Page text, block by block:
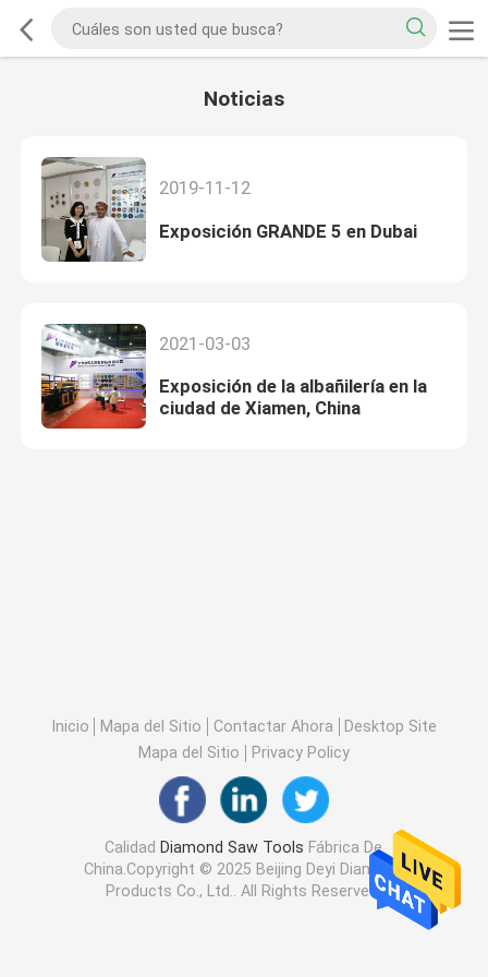
Noticias
2019-11-12
Exposición GRANDE 5 en Dubai
2021-03-03
Exposición de la albañilería en la
ciudad de Xiamen, China
Inicio Mapa del Sitio Contactar Ahora
Desktop Site
Mapa del Sitio
Privacy Policy
Calidad Diamond Saw Tools Fábrica De
China.Copyright © 2025 Beijing Deyi Diamond
Products Co., Ltd.. All Rights Reserved.